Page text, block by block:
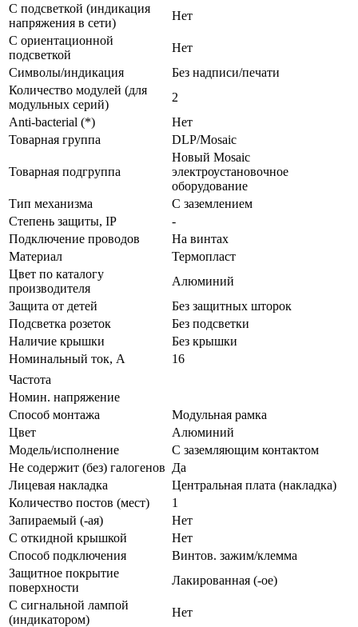
С подсветкой (индикация
напряжения в сети)
Нет
С ориентационной
подсветкой
Нет
Символы/индикация
Без надписи/печати
Количество модулей (для
модульных серий)
2
Anti-bacterial (*)
Нет
Товарная группа
DLP/Mosaic
Товарная подгруппа
Новый Mosaic
электроустановочное
оборудование
Тип механизма
С заземлением
Стeпень зaщиты, IP
-
Подключение проводов
На винтах
Мaтериал
Термопласт
Цвeт по каталогу
производителя
Алюминий
Зaщита от детей
Без защитных шторок
Подсветка розеток
Без подсветки
Наличие крышки
Без крышки
Нoминальный ток, А
16
Частота
Номин. напряжение
Способ монтажа
Модульная рамка
Цвет
Алюминий
Модель/исполнение
С заземляющим контактом
Не содержит (без) галогенов Да
Лицевая накладка
Центральная плата (накладка)
Количество постов (мест)
1
Запираемый (-ая)
Нет
С откидной крышкой
Нет
Способ подключения
Винтов. зажим/клемма
Защитное покрытие
поверхности
Лакированная (-ое)
С сигнальной лампой
(индикатором)
Нет